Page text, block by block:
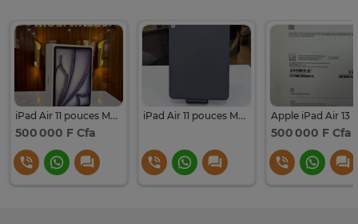
iPad Air 11 pouces M3 128GB
500 000 F Cfa
iPad Air 11 pouces M3 256g
500 000 F Cfa